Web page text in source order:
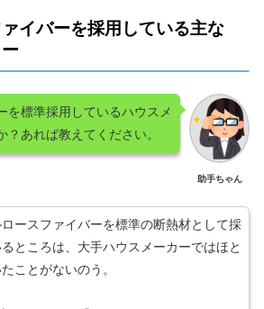
イバーを採用している主な
助手ちゃん
を標準採用しているハウスメ
？あれば教えてください。
ースファイバーを標準の断熱材として採
ところは、大手ハウスメーカーではほと
ことがないのう。